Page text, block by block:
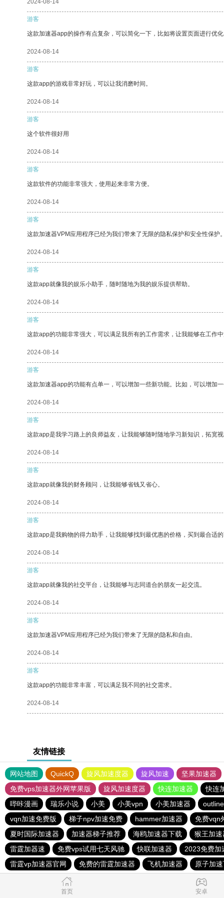
2024-08-14
游客
这款加速器app的操作有点复杂，可以简化一下，比如将设置页面进行优
2024-08-14
游客
这款app的游戏非常好玩，可以让我消磨时间。
2024-08-14
游客
这个软件很好用
2024-08-14
游客
这款软件的功能非常强大，使用起来非常方便。
2024-08-14
游客
这款加速器VPM应用程序已经为我们带来了无限的隐私保护和安全性保护
2024-08-14
游客
这款app就像我的娱乐小助手，随时随地为我的娱乐提供帮助。
2024-08-14
游客
这款app的功能非常强大，可以满足我所有的工作需求，让我能够在工作
2024-08-14
游客
这款加速器app的功能有点单一，可以增加一些新功能。比如，可以增加
2024-08-14
游客
这款app是我学习路上的良师益友，让我能够随时随地学习新知识，拓宽
2024-08-14
游客
这款app就像我的财务顾问，让我能够省钱又省心。
2024-08-14
游客
这款app是我购物的得力助手，让我能够找到最优惠的价格，买到最合适
2024-08-14
游客
这款app就像我的社交平台，让我能够与志同道合的朋友一起交流。
2024-08-14
游客
这款加速器VPM应用程序已经为我们带来了无限的隐私和自由。
2024-08-14
游客
这款app的功能非常丰富，可以满足我不同的社交需求。
2024-08-14
友情链接
网站地图 QuickQ 旋风加速度器 旋风加速
坚果加速器
免费vps加速器外网苹果版
旋风加速度器 快连加速器
快连
哔咔漫画
瑞乐小说 小美 小美vpn 小美加速器
outline
vqn加速免费版
梯子npv加速免费 hammer加速器
免费vqn
夏时国际加速器
加速器梯子推荐 海鸥加速器下载
猴王加速
雷霆加器速
免费vps试用七天风驰 快联加速器
2023免费加
雷霆vp加速器官网
免费的雷霆加速器 飞机加速器 原子加
首页 安卓